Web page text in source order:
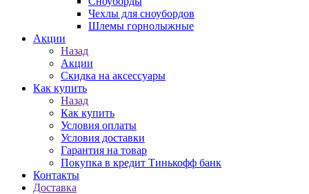
Чехлы для сноубордов
Шлемы горнолыжные
Акции
Назад
Акции
Скидка на аксессуары
Как купить
Назад
Как купить
Условия оплаты
Условия доставки
Гарантия на товар
Покупка в кредит Тинькофф банк
Контакты
Доставка